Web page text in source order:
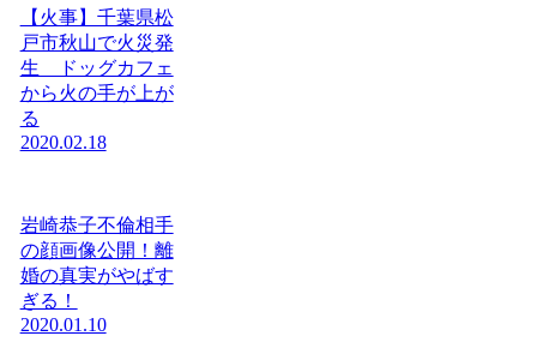
【火事】千葉県松
戸市秋山で火災発
生 ドッグカフェ
から火の手が上が
る
2020.02.18
岩崎恭子不倫相手
の顔画像公開！離
婚の真実がやばす
ぎる！
2020.01.10